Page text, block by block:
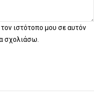
ιστότοπο μου σε αυτόν
σχολιάσω.